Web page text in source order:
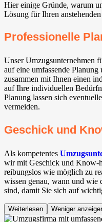
Hier einige Gründe, warum
Lösung für Ihren
Professionelle
Unser Umzugsunternehmen
auf eine umfassende
zusammen mit Ihnen einen
auf Ihre individuellen
Planung lassen sich
vermeiden.
Geschick und
Als kompetentes
wir mit Geschick und Know-
reibungslos wie möglich zu
wissen genau, wann und wie
sind, damit Sie sich auf
Weiterlesen Weniger